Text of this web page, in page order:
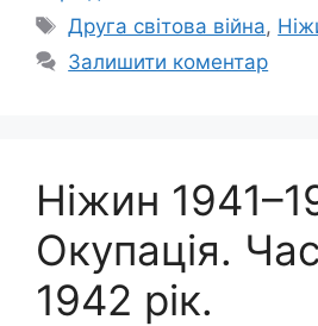
Позначки
Друга світова війна,
Залишити коментар
Ніжин
Окупація.
1942 рік.